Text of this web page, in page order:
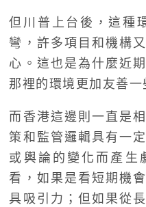
但川普上台後，這種
彎，許多項目和機構
心。這也是為什麼近
那裡的環境更加友善一
而香港這邊則一直是
策和監管邏輯具有一
或輿論的變化而產生
看，如果是看短期機
具吸引力；但如果從